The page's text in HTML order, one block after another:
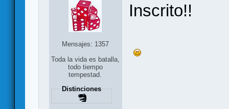
Mensajes: 1357
Toda la vida es batalla,
todo tiempo
tempestad.
Distinciones
Inscrito!!